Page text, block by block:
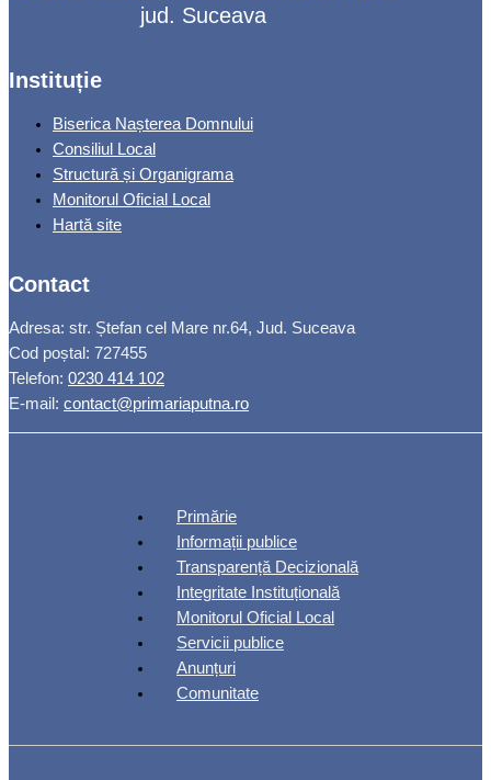
jud. Suceava
Instituție
Biserica Nașterea Domnului
Consiliul Local
Structură și Organigrama
Monitorul Oficial Local
Hartă site
Contact
Adresa: str. Ștefan cel Mare nr.64, Jud. Suceava
Cod poștal: 727455
Telefon: 0230 414 102
E-mail: contact@primariaputna.ro
Primărie
Informații publice
Transparență Decizională
Integritate Instituțională
Monitorul Oficial Local
Servicii publice
Anunțuri
Comunitate